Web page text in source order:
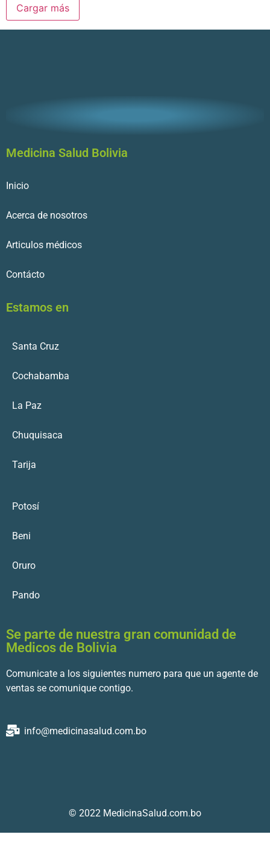
Cargar más
Medicina Salud Bolivia
Inicio
Acerca de nosotros
Articulos médicos
Contácto
Estamos en
Santa Cruz
Cochabamba
La Paz
Chuquisaca
Tarija
Potosí
Beni
Oruro
Pando
Se parte de nuestra gran comunidad de
Medicos de Bolivia
Comunicate a los siguientes numero para que un agente de
ventas se comunique contigo.
info@medicinasalud.com.bo
© 2022 MedicinaSalud.com.bo